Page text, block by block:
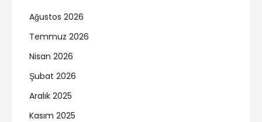
Ağustos 2026
Temmuz 2026
Nisan 2026
Şubat 2026
Aralık 2025
Kasım 2025